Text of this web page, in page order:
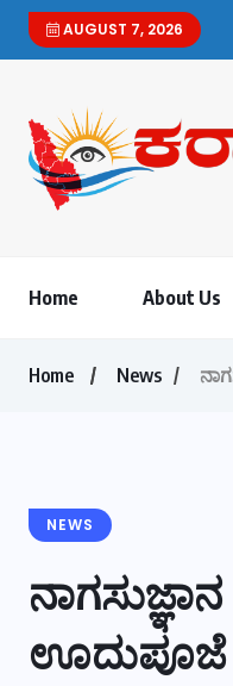
AUGUST 7, 2026
Home About Us
Home News
NEWS
ಊದುಪೂಜೆ